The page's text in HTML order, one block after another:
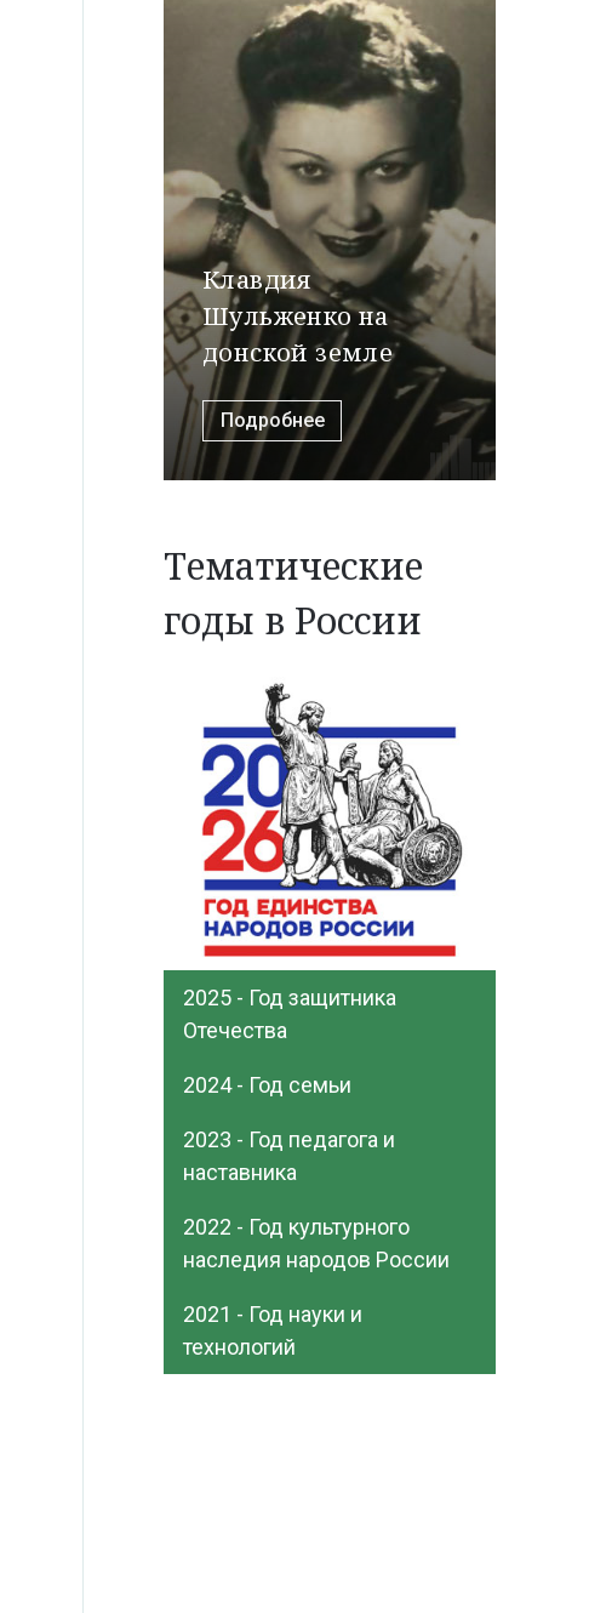
Клавдия
Шульженко на
донской земле
Подробнее
Тематические
годы в России
2025 - Год защитника
Отечества
2024 - Год семьи
2023 - Год педагога и
наставника
2022 - Год культурного
наследия народов России
2021 - Год науки и
технологий